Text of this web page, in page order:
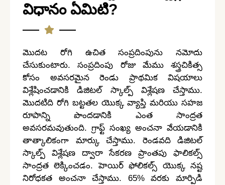
విధానం ఏమిటి?
మొదట రోగి ఉచిత సంప్రదింపును నమోదు
చేసుకుంటారు. సంప్రదింపు రోజు మేము శస్త్రచికిత్స
కోసం అవసరమైన రెండు ప్రాథమిక విషయాలు
విశ్లేషించడానికి డిజిటల్ స్కాల్ప్ విశ్లేషణ చేస్తాము.
మొదటిది రోగి బట్టతల యొక్క వ్యాప్తి మరియు సహజ
రూపాన్ని పొందడానికి ఎంత సాంద్రత
అవసరమవుతుంది. గ్రాఫ్ట్ సంఖ్య అంచనా వేయడానికి
తాత్కాలికంగా మార్కు చేస్తాము. రెండవది డిజిటల్
స్కాల్ప్ విశ్లేషణ ద్వారా సేకరణ ప్రాంతపు ఫాలికల్స్
సాంద్రత లెక్కించడం. హెయిర్ ఫోలికల్స్ యొక్క నష్ట
నిరోధకత అంచనా చేస్తాము. 65% వరకు మార్పిడి